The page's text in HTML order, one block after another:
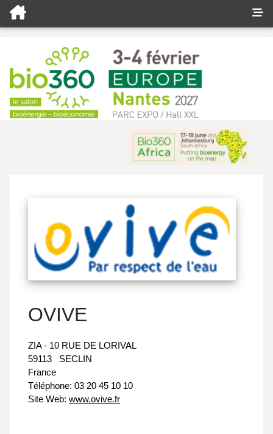
OVIVE
ZIA - 10 RUE DE LORIVAL
59113
SECLIN
France
Téléphone: 03 20 45 10 10
Site Web: www.ovive.fr